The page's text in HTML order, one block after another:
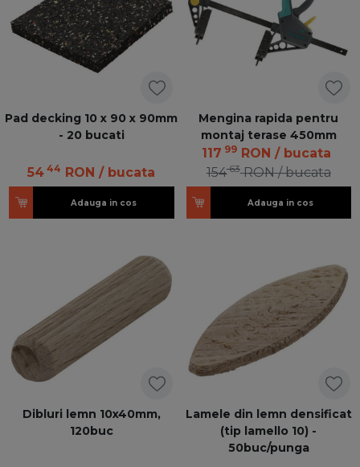
Pad decking 10 x 90 x 90mm
- 20 bucati
54 44 RON / bucata
Adauga in cos
Mengina rapida pentru
montaj terase 450mm
117 99 RON / bucata
15463 RON / bucata
Adauga in cos
Dibluri lemn 10x40mm,
120buc
Lamele din lemn densificat
(tip lamello 10) -
50buc/punga